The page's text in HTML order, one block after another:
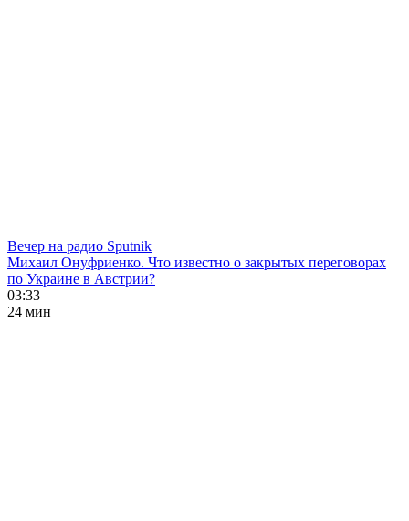
Вечер на радио Sputnik
Михаил Онуфриенко. Что известно о закрытых переговорах
по Украине в Австрии?
03:33
24 мин